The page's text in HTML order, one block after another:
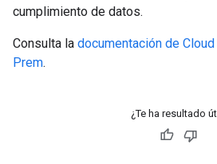
cumplimiento de datos.
Consulta la documentación de
Prem.
¿Te ha resultado